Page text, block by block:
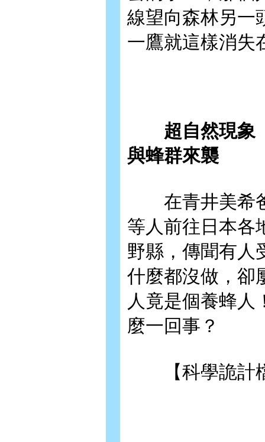
線望向森林另一
一鷹就這樣消
超自然現象【
與蜂群來襲
在青井美希爸
等人前往日本各
野縣，傳聞有人
什麼都沒做，卻
人竟是個養蜂人
麼一回事？
【科學詭計檔